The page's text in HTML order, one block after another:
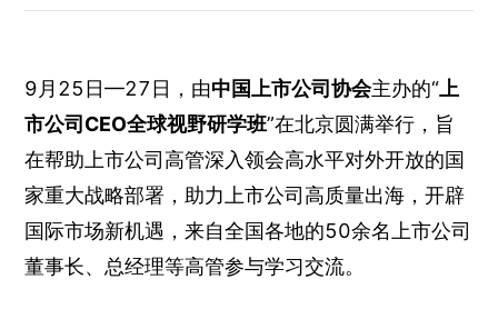
9月25日—27日，由中国上市公司协会主办的“ 上
市公司CEO全球视野研学班”在北京圆满举行，旨
在帮助上市公司高管深入领会高水平对外开放的国
家重大战略部署，助力上市公司高质量出海，开辟
国际市场新机遇，来自全国各地的50余名上市公司
董事长、总经理等高管参与学习交流。